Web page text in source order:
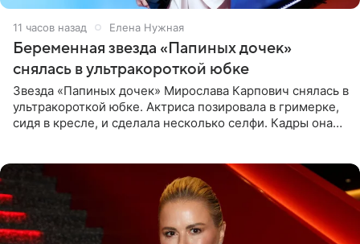
11 часов назад Елена Нужная
Беременная звезда «Папиных дочек»
снялась в ультракороткой юбке
Звезда «Папиных дочек» Мирослава Карпович снялась в
ультракороткой юбке. Актриса позировала в гримерке,
сидя в кресле, и сделала несколько селфи. Кадры она